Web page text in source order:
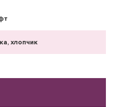
хлопчик